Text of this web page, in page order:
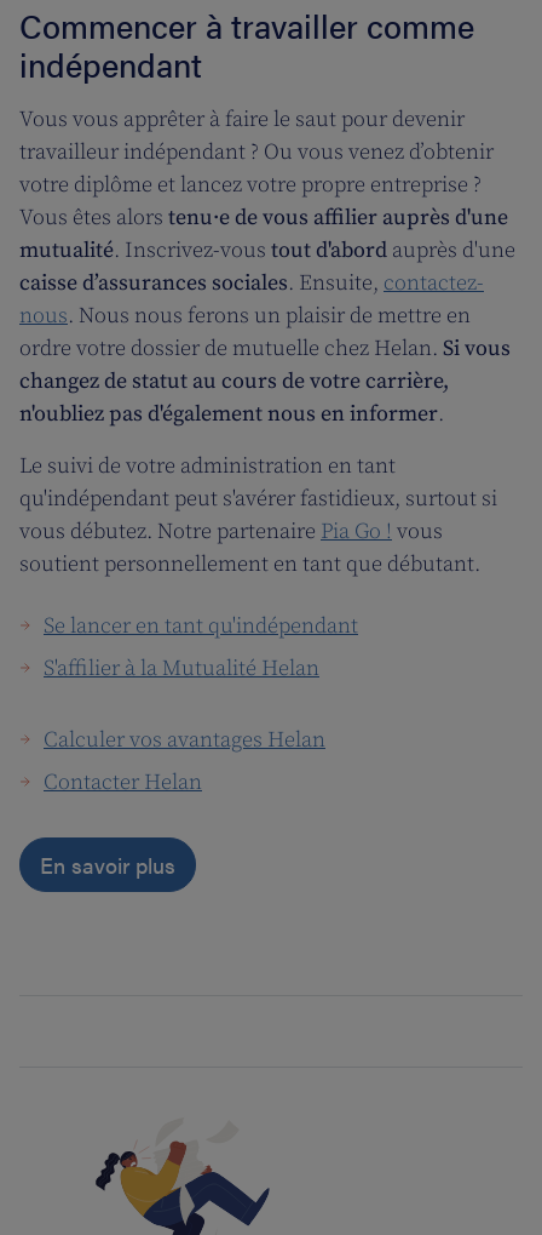
Commencer à travailler comme
indépendant
Vous vous apprêter à faire le saut pour devenir
travailleur indépendant ? Ou vous venez d’obtenir
votre diplôme et lancez votre propre entreprise ?
Vous êtes alors tenu·e devous affilier auprès d'une
mutualité. Inscrivez-vous tout d'abord auprès d'une
caisse d’assurances sociales. Ensuite, contactez-
nous. Nous nous ferons un plaisir de mettre en
ordre votre dossier de mutuelle chez Helan. Si vous
changez de statut au cours de votre carrière,
n'oubliez pas d'également nous en informer.
Le suivi de votre administration en tant
qu'indépendant peut s'avérer fastidieux, surtout si
vous débutez. Notre partenaire Pia Go ! vous
soutient personnellement en tant que débutant.
Se lancer en tant qu'indépendant
S'affilier à la Mutualité Helan
Calculer vos avantages Helan
Contacter Helan
En savoir plus